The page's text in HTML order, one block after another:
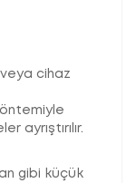
cihaz
ayrıştırılır.
gibi küçük